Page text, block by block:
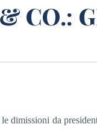
CO.:
dimissioni da